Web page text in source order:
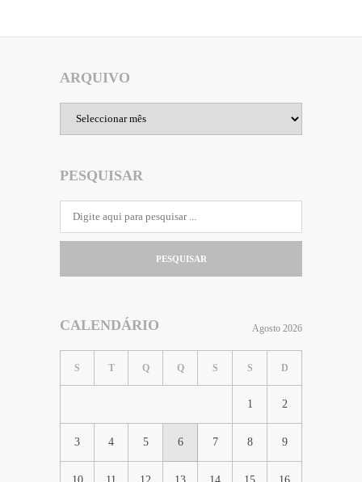
ARQUIVO
PESQUISAR
PESQUISAR
CALENDÁRIO Agosto 2026
S T Q Q S S D
1 2
3 4 5 6 7 8 9